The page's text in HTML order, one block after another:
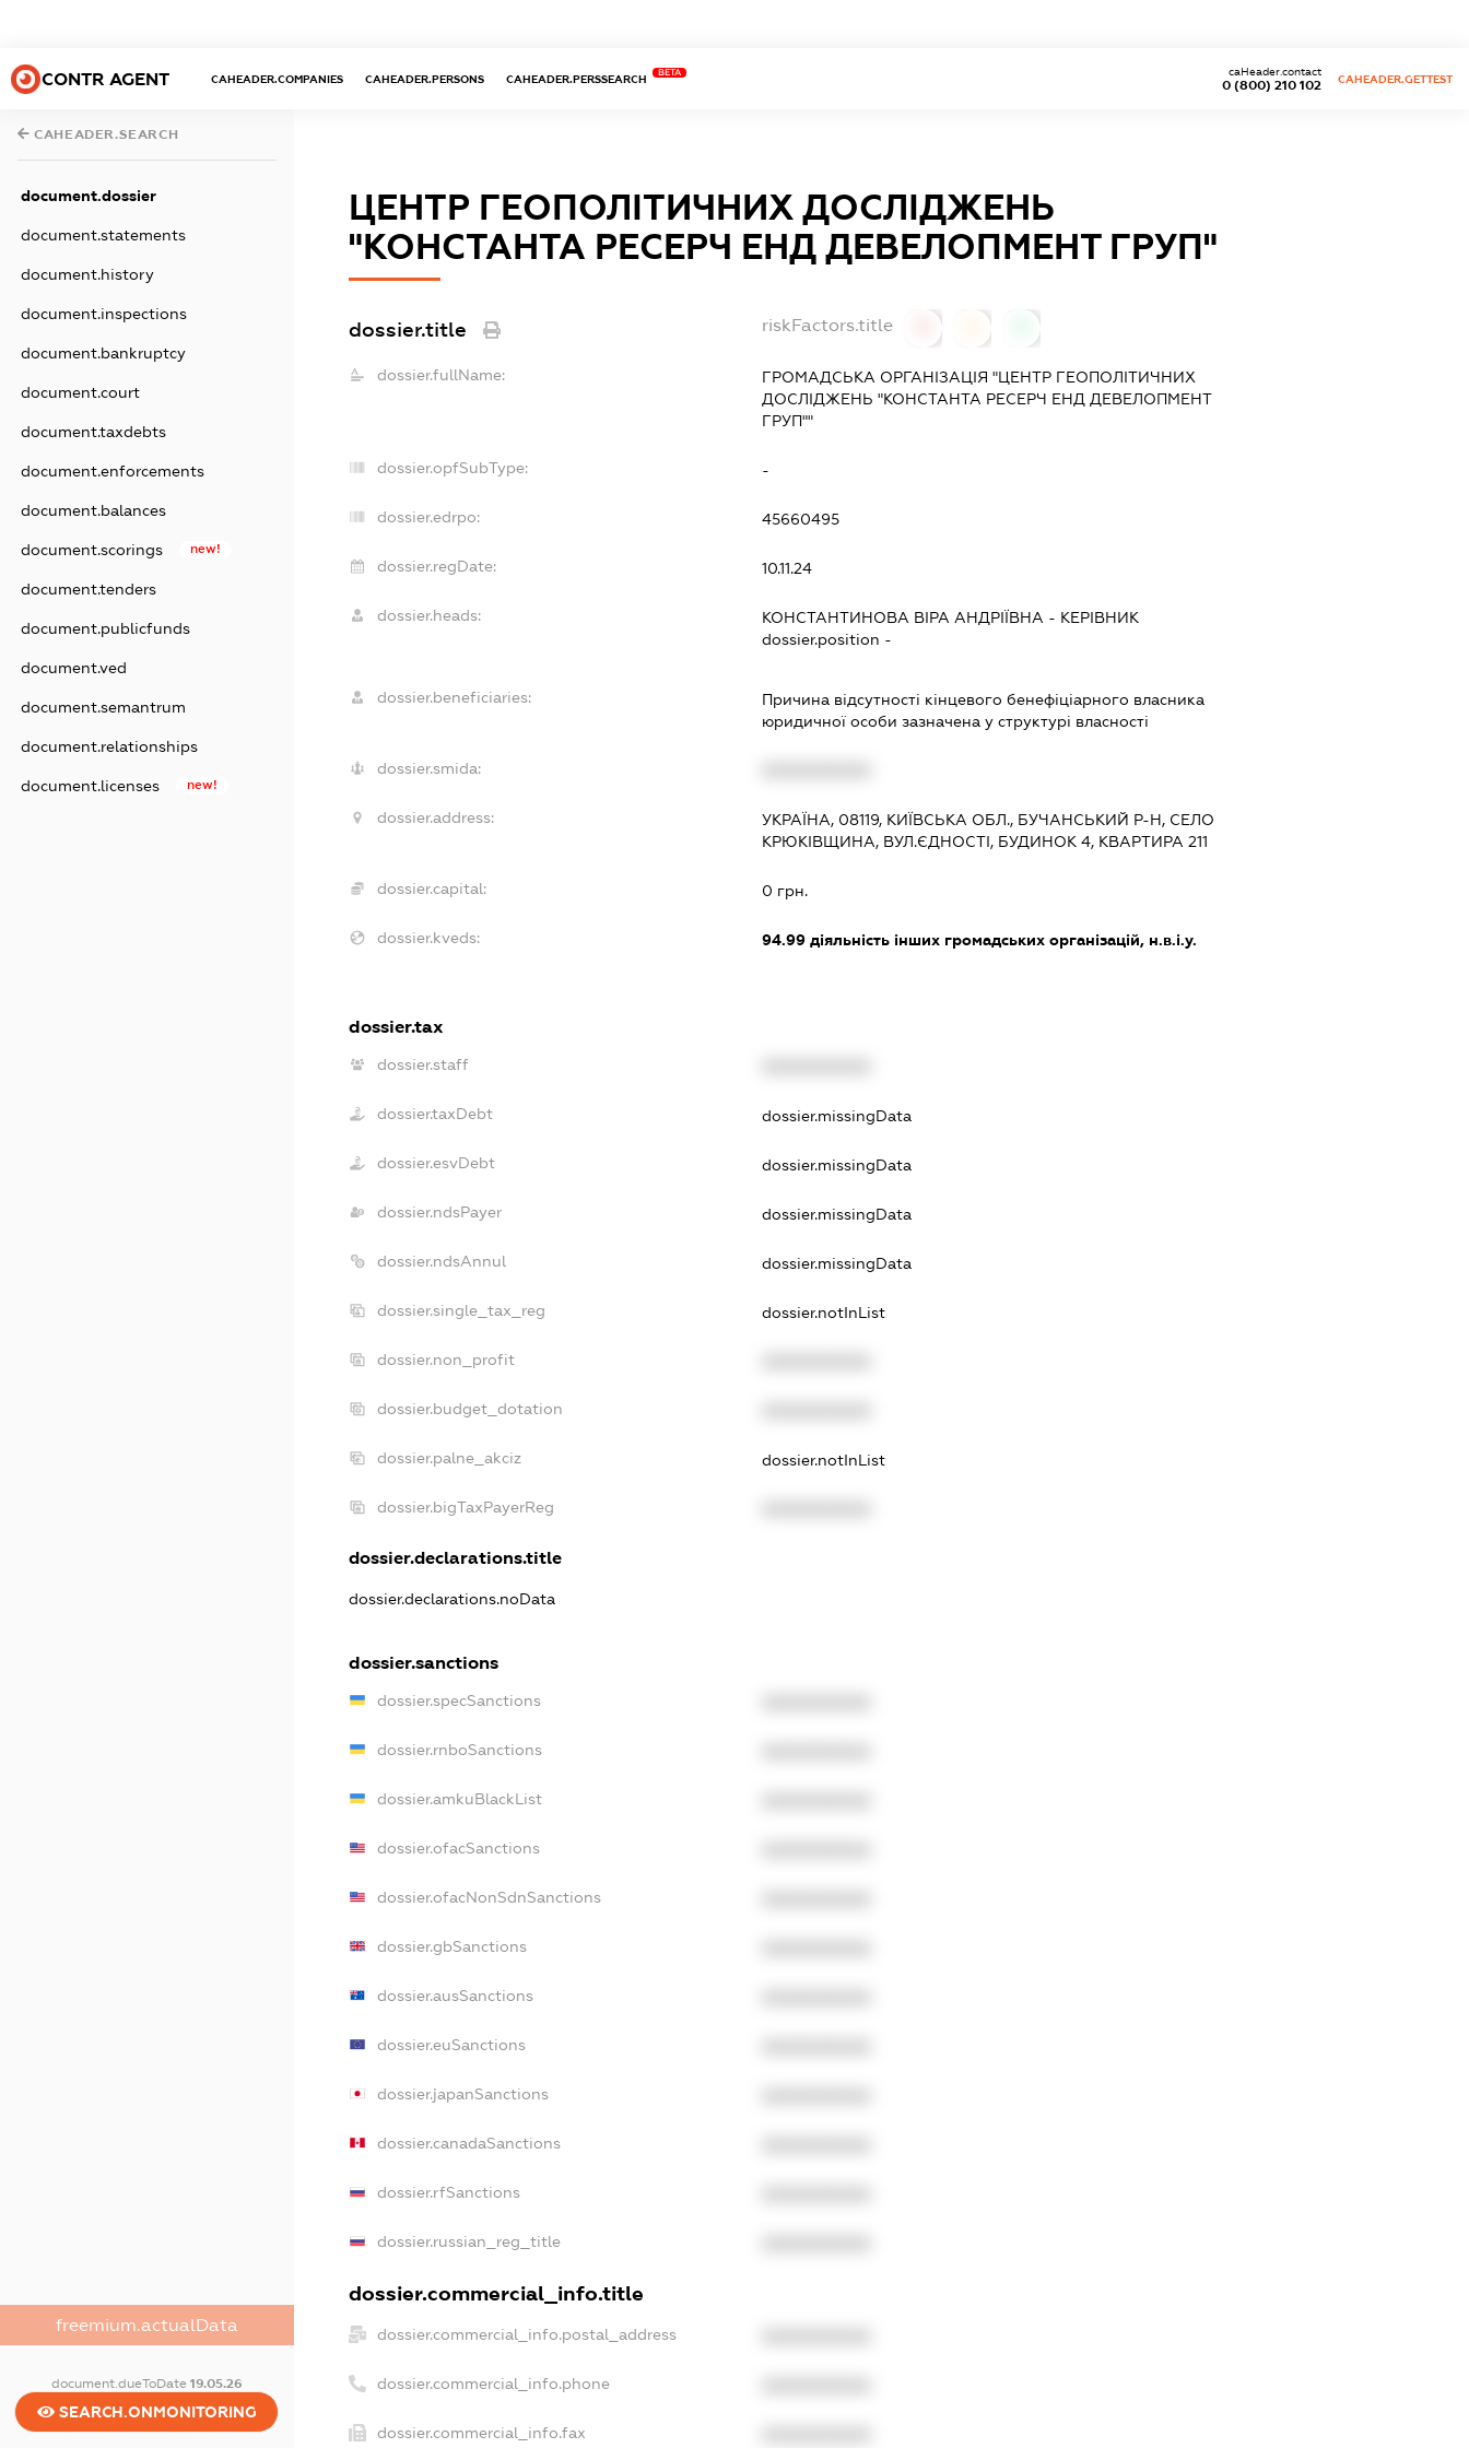
CONTR AGENT CAHEADER.COMPANIES CAHEADER.PERSONS CAHEADER.PERSSEARCH
BETA
0 (800) 210 102
caHeader.contact
CAHEADER.GETTEST
CAHEADER.SEARCH
document.dossier
document.statements
document.history
document.inspections
document.bankruptcy
document.court
document.taxdebts
document.enforcements
document.balances
document.scorings new!
document.tenders
document.publicfunds
document.ved
document.semantrum
document.relationships
document.licenses new!
freemium.actualData
document.dueToDate 19.05.26
SEARCH.ONMONITORING
ЦЕНТР ГЕОПОЛІТИЧНИХ ДОСЛІДЖЕНЬ
"КОНСТАНТА РЕСЕРЧ ЕНД ДЕВЕЛОПМЕНТ ГРУП"
dossier.title riskFactors.title
dossier.fullName:
ГРОМАДСЬКА ОРГАНІЗАЦІЯ "ЦЕНТР ГЕОПОЛІТИЧНИХ
ДОСЛІДЖЕНЬ "КОНСТАНТА РЕСЕРЧ ЕНД ДЕВЕЛОПМЕНТ
ГРУП""
dossier.opfSubType: -
dossier.edrpo: 45660495
dossier.regDate: 10.11.24
dossier.heads: КОНСТАНТИНОВА ВІРА АНДРІЇВНА - КЕРІВНИК
dossier.position -
dossier.beneficiaries:
Причина відсутності кінцевого бенефіціарного власника
юридичної особи зазначена у структурі власності
dossier.smida:
dossier.address:
УКРАЇНА, 08119, КИЇВСЬКА ОБЛ., БУЧАНСЬКИЙ Р-Н, СЕЛО
КРЮКІВЩИНА, ВУЛ.ЄДНОСТІ, БУДИНОК 4, КВАРТИРА 211
dossier.capital: 0 грн.
dossier.kveds: 94.99 діяльність інших громадських організацій, н.в.і.у.
dossier.tax
dossier.staff
dossier.taxDebt dossier.missingData
dossier.esvDebt dossier.missingData
dossier.ndsPayer dossier.missingData
dossier.ndsAnnul dossier.missingData
dossier.single_tax_reg dossier.notInList
dossier.non_profit
dossier.budget_dotation
dossier.palne_akciz dossier.notInList
dossier.bigTaxPayerReg
dossier.declarations.title
dossier.declarations.noData
dossier.sanctions
dossier.specSanctions
dossier.rnboSanctions
dossier.amkuBlackList
dossier.ofacSanctions
dossier.ofacNonSdnSanctions
dossier.gbSanctions
dossier.ausSanctions
dossier.euSanctions
dossier.japanSanctions
dossier.canadaSanctions
dossier.rfSanctions
dossier.russian_reg_title
dossier.commercial_info.title
dossier.commercial_info.postal_address
dossier.commercial_info.phone
dossier.commercial_info.fax